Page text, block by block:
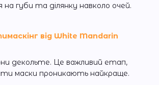
губи та ділянку навколо очей.
від White Mandarin
декольте. Це важливий етап,
маски проникають найкраще.